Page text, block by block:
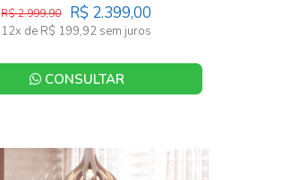
WHITE/NUDE
R$ 2.399,00
R$ 2.999,90
12x de R$ 199,92 sem juros
CONSULTAR